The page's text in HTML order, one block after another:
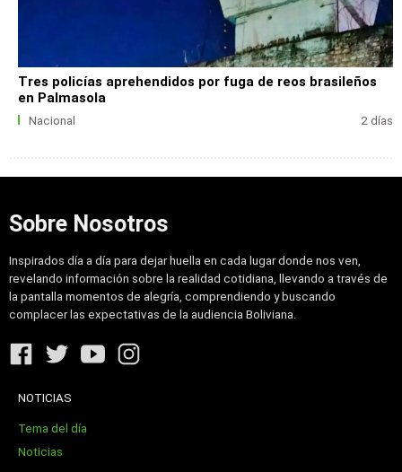
Tres policías aprehendidos por fuga de reos brasileños
en Palmasola
Nacional 2 días
Sobre Nosotros
Inspirados día a día para dejar huella en cada lugar donde nos ven,
revelando información sobre la realidad cotidiana, llevando a través de
la pantalla momentos de alegría, comprendiendo y buscando
complacer las expectativas de la audiencia Boliviana.
NOTICIAS
Tema del día
Noticias